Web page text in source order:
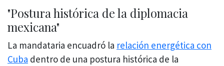
"Postura histórica de la diplomacia
mexicana"
La mandataria encuadró la relación energética con
Cuba dentro de una postura histórica de la